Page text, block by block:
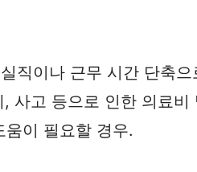
직이나 근무 시간 단축
사고 등으로 인한 의료비
이 필요할 경우.